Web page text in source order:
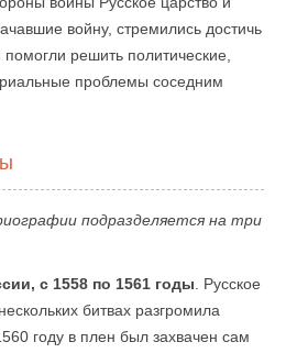
войну, стремились достичь
решить политические,
проблемы соседним
подразделяется на три
с 1558 по 1561 годы . Русское
битвах разгромила
году в плен был захвачен сам